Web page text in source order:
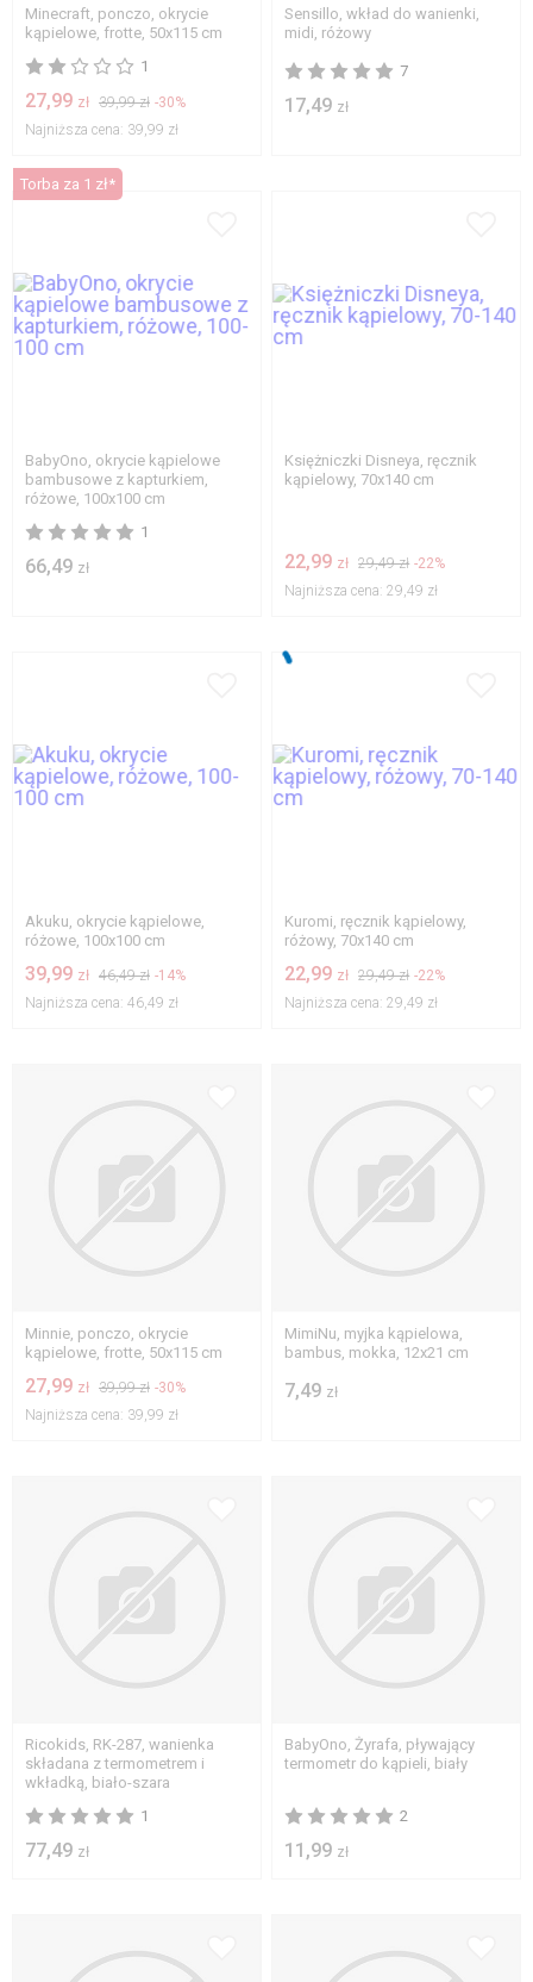
Minecraft, ponczo, okrycie
kąpielowe, frotte, 50x115 cm
1
27,99 zł 39,99 zł -30%
Najniższa cena: 39,99 zł
Sensillo, wkład do wanienki,
midi, różowy
7
17,49 zł
Torba za 1 zł*
BabyOno, okrycie kąpielowe
bambusowe z kapturkiem,
różowe, 100x100 cm
1
66,49 zł
Księżniczki Disneya, ręcznik
kąpielowy, 70x140 cm
22,99 zł 29,49 zł -22%
Najniższa cena: 29,49 zł
Akuku, okrycie kąpielowe,
różowe, 100x100 cm
39,99 zł 46,49 zł -14%
Najniższa cena: 46,49 zł
Kuromi, ręcznik kąpielowy,
różowy, 70x140 cm
22,99 zł 29,49 zł -22%
Najniższa cena: 29,49 zł
Minnie, ponczo, okrycie
kąpielowe, frotte, 50x115 cm
27,99 zł 39,99 zł -30%
Najniższa cena: 39,99 zł
MimiNu, myjka kąpielowa,
bambus, mokka, 12x21 cm
7,49 zł
Ricokids, RK-287, wanienka
składana z termometrem i
wkładką, biało-szara
1
77,49 zł
BabyOno, Żyrafa, pływający
termometr do kąpieli, biały
2
11,99 zł